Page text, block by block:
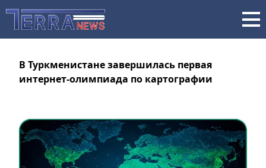
В Туркменистане завершилась первая
интернет-олимпиада по картографии